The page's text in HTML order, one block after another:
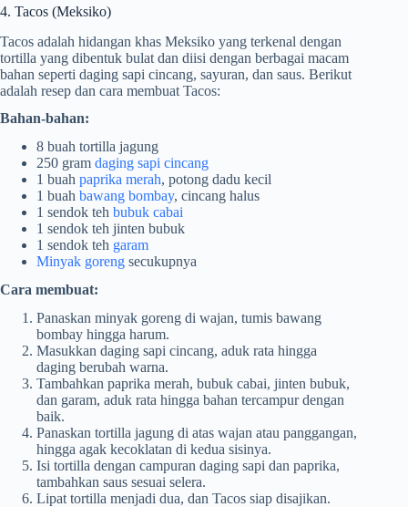
4. Tacos (Meksiko)
Tacos adalah hidangan khas Meksiko yang terkenal dengan
tortilla yang dibentuk bulat dan diisi dengan berbagai macam
bahan seperti daging sapi cincang, sayuran, dan saus. Berikut
adalah resep dan cara membuat Tacos:
Bahan-bahan:
8 buah tortilla jagung
250 gram daging sapi cincang
1 buah paprika merah, potong dadu kecil
1 buah bawang bombay, cincang halus
1 sendok teh bubuk cabai
1 sendok teh jinten bubuk
1 sendok teh garam
Minyak goreng secukupnya
Cara membuat:
Panaskan minyak goreng di wajan, tumis bawang
bombay hingga harum.
Masukkan daging sapi cincang, aduk rata hingga
daging berubah warna.
Tambahkan paprika merah, bubuk cabai, jinten bubuk,
dan garam, aduk rata hingga bahan tercampur dengan
baik.
Panaskan tortilla jagung di atas wajan atau panggangan,
hingga agak kecoklatan di kedua sisinya.
Isi tortilla dengan campuran daging sapi dan paprika,
tambahkan saus sesuai selera.
Lipat tortilla menjadi dua, dan Tacos siap disajikan.